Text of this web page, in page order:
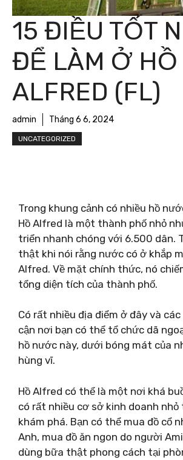
15 ĐIỀU TỐT
ĐỂ LÀM Ở HỒ
ALFRED (FL)
admin Tháng 6 6, 2024
UNCATEGORIZED
Trong khung cảnh có nhiều hồ
Hồ Alfred là một thành phố nhỏ
triển nhanh chóng với 6.500 dân.
thật khi nói rằng nước có ở khắp
Alfred. Về mặt chính thức, nó
tổng diện tích của thành phố.
Có rất nhiều địa điểm ở đây và
cận nơi bạn có thể tổ chức dã
hồ nước này, dưới bóng mát của
hùng vĩ.
Hồ Alfred có thể là một nơi khá
có rất nhiều cơ sở kinh doanh nhỏ
khám phá. Bạn có thể mua đồ cổ
Anh, mua đồ ăn ngon do người
dùng bữa thật phong cách tại